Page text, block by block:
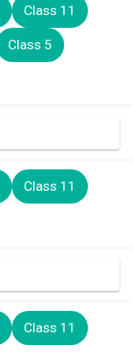
Class 11
Class 5
Class 11
Class 11